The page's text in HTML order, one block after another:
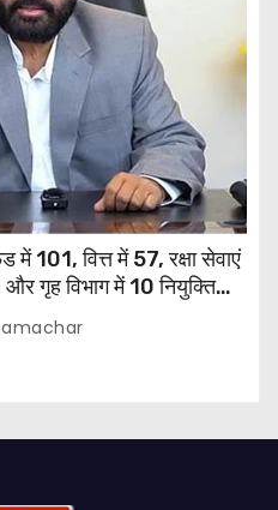
101, वित्त में 57, रक्षा सेवाएं
गृह विभाग में 10 नियुक्तियां